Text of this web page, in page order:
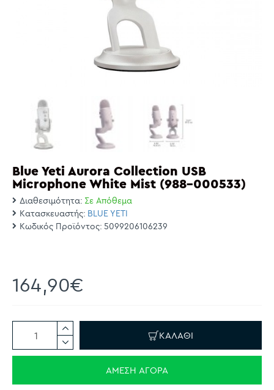
Blue Yeti Aurora Collection USB
Microphone White Mist (988-000533)
Διαθεσιμότητα: Σε Απόθεμα
Κατασκευαστής: BLUE YETI
Κωδικός Προϊόντος: 5099206106239
164,90€
ΚΑΛΆΘΙ
ΆΜΕΣΗ ΑΓΟΡΆ